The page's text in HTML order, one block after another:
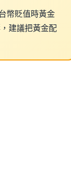
幣貶值時黃金
建議把黃金配